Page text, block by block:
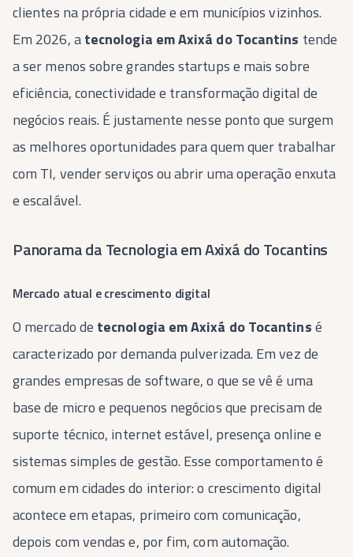
clientes na própria cidade e em municípios vizinhos.
Em 2026, atecnologia em Axixá do Tocantins tende
a ser menos sobre grandes startups e mais sobre
eficiência, conectividade e transformação digital de
negócios reais. É justamente nesse ponto que surgem
as melhores oportunidades para quem quer trabalhar
com TI, vender serviços ou abrir uma operação enxuta
e escalável.
Panorama da Tecnologia em Axixá do Tocantins
Mercado atual e crescimento digital
O mercado de tecnologia em Axixá do Tocantinsé
caracterizado por demanda pulverizada. Em vez de
grandes empresas de software, o que se vê é uma
base de micro e pequenos negócios que precisam de
suporte técnico, internet estável, presença online e
sistemas simples de gestão. Esse comportamento é
comum em cidades do interior: o crescimento digital
acontece em etapas, primeiro com comunicação,
depois com vendas e, por fim, com automação.